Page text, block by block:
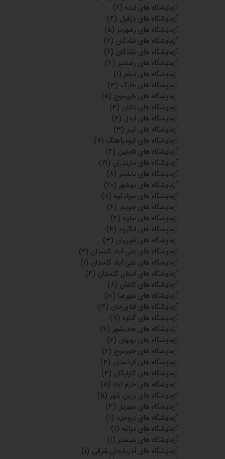
آزمایشگاه های ایذه (۶)
آزمایشگاه های دزفول (۴)
آزمایشگاه های رامهرمز (۵)
آزمایشگاه های شادگان (۲)
آزمایشگاه های شادگان (۶)
آزمایشگاه های رامشیر (۴)
آزمایشگاه های دیلم (۱)
آزمایشگاه های خارگ (۳)
آزمایشگاه های خورموج (۵)
آزمایشگاه های ناغان (۴)
آزمایشگاه های اردل (۲)
آزمایشگاه های کیار (۳)
آزمایشگاه های کبودرآهنگ (۷)
آزمایشگاه های فامنین (۴)
آزمایشگاه های مازندران (۲۱)
آزمایشگاه های بابلسر (۸)
آزمایشگاه های بهشهر (۲۰)
آزمایشگاه های سوادکوه (۸)
آزمایشگاه های جویبار (۴)
آزمایشگاه های ساوه (۴)
آزمایشگاه های لنگرود (۴)
آزمایشگاه های شیروان (۳)
آزمایشگاه های علی آباد گلستان (۲)
آزمایشگاه های علی آباد گلستان (۱)
آزمایشگاه های استان گلستان (۴)
آزمایشگاه های کاشان (۸)
آزمایشگاه های شهرضا (۱۰)
آزمایشگاه های فلاورجان (۳)
آزمایشگاه های گناوه (۷)
آزمایشگاه های هادیشهر (۴)
آزمایشگاه های بهبهان (۲)
آزمایشگاه های خورموج (۲)
آزمایشگاه های کردستان (۴)
آزمایشگاه های گلپایگان (۴)
آزمایشگاه های خرم آباد (۵)
آزمایشگاه های زرین شهر (۵)
آزمایشگاه های شهریار (۳)
آزمایشگاه های بروجرد (۱)
آزمایشگاه های مراغه (۱)
آزمایشگاه های شبستر (۱)
آزمایشگاه های آذربایجان شرقی (۱)